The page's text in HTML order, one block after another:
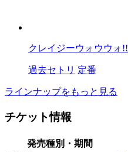
クレイジーウォウウォ!!
過去セトリ 定番
ラインナップをもっと見る
チケット情報
発売種別・期間